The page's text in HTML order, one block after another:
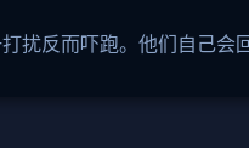
反而吓跑。他们自己会